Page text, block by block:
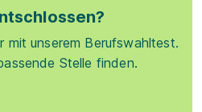
mit unserem Berufswahltest.
Stelle finden.